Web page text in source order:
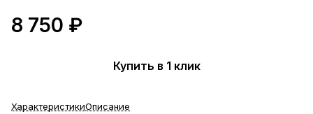
8 750 ₽
Купить в 1 клик
ХарактеристикиОписание